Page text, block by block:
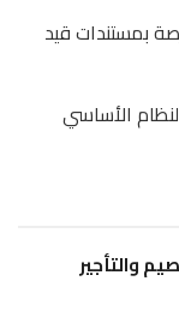
بمستندات قيد
المادة رقم (2) من النظام الأساسي
والتأجير